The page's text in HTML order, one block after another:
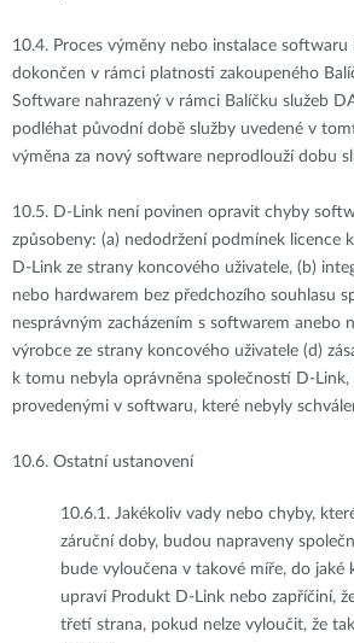
10.4. Proces výměny nebo instalace
dokončen v rámci platnosti zakoupeného
Software nahrazený v rámci Balíčku služeb
podléhat původní době služby uvedené v
výměna za nový software neprodlouží dobu
10.5. D-Link není povinen opravit chyby
způsobeny: (a) nedodržení podmínek licence
D-Link ze strany koncového uživatele, (b)
nebo hardwarem bez předchozího souhlasu
nesprávným zacházením s softwarem anebo
výrobce ze strany koncového uživatele (d)
k tomu nebyla oprávněna společností D-Link,
provedenými v softwaru, které nebyly
10.6. Ostatní ustanovení
10.6.1. Jakékoliv vady nebo chyby,
záruční doby, budou napraveny
bude vyloučena v takové míře, do jaké
upraví Produkt D-Link nebo zapříčiní,
třetí strana, pokud nelze vyloučit, že